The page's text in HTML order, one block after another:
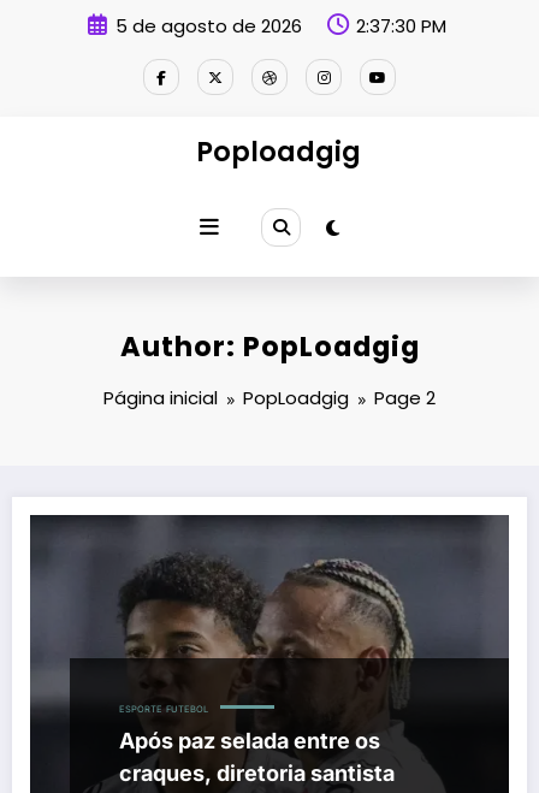
5 de agosto de 2026 2:37:31 PM
Poploadgig
Author: PopLoadgig
Página inicial PopLoadgig Page 2
ESPORTE FUTEBOL
Após paz selada entre os
craques, diretoria santista